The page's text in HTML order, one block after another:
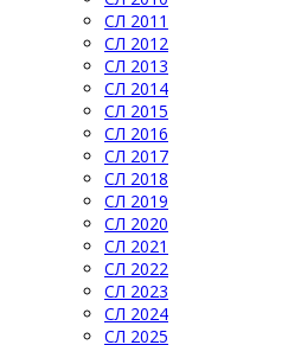
СЛ 2011
СЛ 2012
СЛ 2013
СЛ 2014
СЛ 2015
СЛ 2016
СЛ 2017
СЛ 2018
СЛ 2019
СЛ 2020
СЛ 2021
СЛ 2022
СЛ 2023
СЛ 2024
СЛ 2025